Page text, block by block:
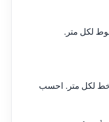
لكل متر.
لكل متر. احسب